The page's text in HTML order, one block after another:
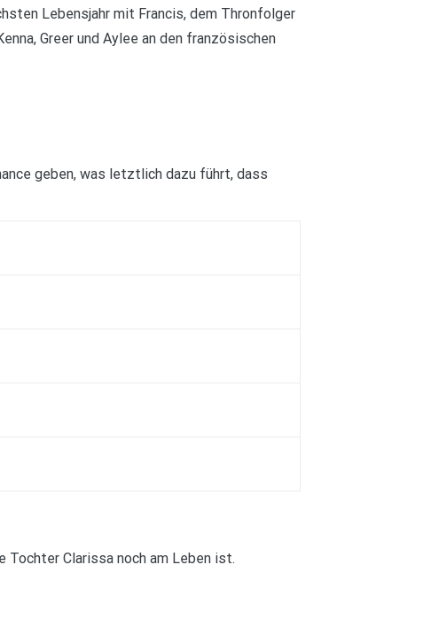
Lebensjahr mit Francis, dem Thronfolger
Greer und Aylee an den französischen
geben, was letztlich dazu führt, dass
Clarissa noch am Leben ist.